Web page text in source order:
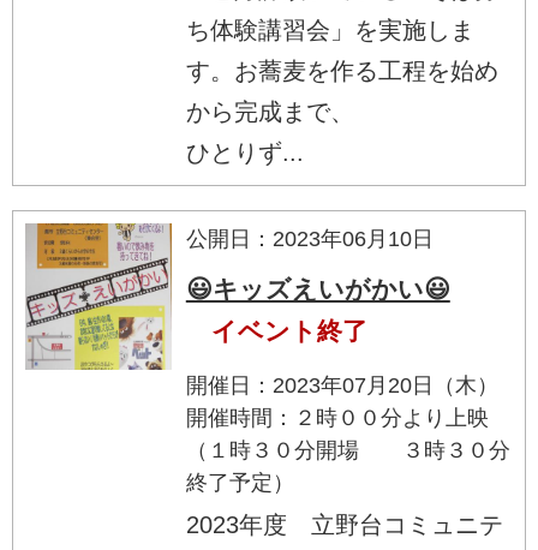
ち体験講習会」を実施しま
す。お蕎麦を作る工程を始め
から完成まで、
ひとりず...
公開日：2023年06月10日
😃キッズえいがかい😃
イベント終了
開催日：2023年07月20日（木）
開催時間：２時００分より上映
（１時３０分開場 ３時３０分
終了予定）
2023年度 立野台コミュニテ